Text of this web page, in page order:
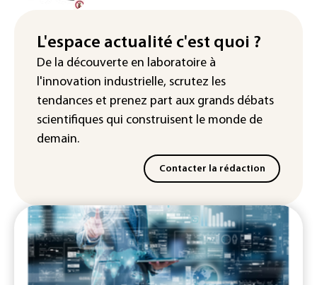
fausses identités lors d'un test au
Sri Lanka : interdiction d'accès à des
sites majeurs de jeux en ligne
L'espace actualité c'est quoi ?
De la découverte en laboratoire à
l'innovation industrielle, scrutez les
tendances et prenez part aux grands débats
scientifiques qui construisent le monde de
demain.
Contacter la rédaction